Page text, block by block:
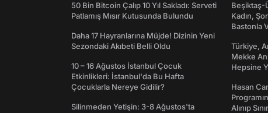
50 Bin Bitcoin Çalıp 10 Yıl Sakladı: Serveti
Patlamış Mısır Kutusunda Bulundu
Daha 17 Hayranlarına Müjde! Dizinin Yeni
Sezondaki Akıbeti Belli Oldu
10 – 16 Ağustos İstanbul Çocuk
Etkinlikleri: İstanbul'da Bu Hafta
Çocuklarla Nereye Gidilir?
Silinmeden Yetişin: 3-8 Ağustos'ta
Beşiktaş-
Kadın,
Bastonla
Türkiye,
Mekke
Hepsine
Hasan
Alınıp